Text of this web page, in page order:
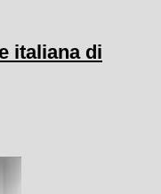
italiana di